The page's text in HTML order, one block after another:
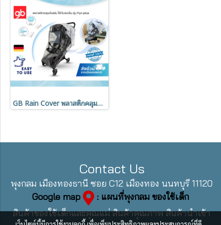
GB Rain Cover พลาสติกคลุมกันฝน สำหรับรถเข็น Fyn Plus
Contact Us
พุงกลม เมืองทองธานี ซอย C12 เมืองทอง นนทบุรี 11120
Google map
: แผนที่พุงกลม ของใช้เด็ก
สินค้าของใช้เด็กและคุณแม่ สินค้าคุณภาพ สินค้านำเข้า